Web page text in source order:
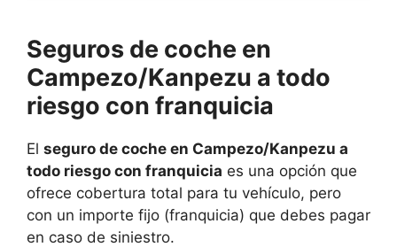
Seguros de coche en
Campezo/Kanpezu a todo
riesgo con franquicia
El seguro de coche en Campezo/Kanpezu a
todo riesgo con franquicia es una opción que
ofrece cobertura total para tu vehículo, pero
con un importe fijo (franquicia) que debes pagar
en caso de siniestro.